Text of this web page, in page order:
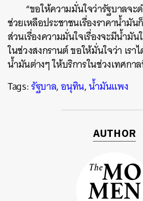
“ขอให้ความมั่นใจว่ารัฐบาลจะ
ช่วยเหลือประชาชนเรื่องราคาน้ำมัน
ส่วนเรื่องความมั่นใจเรื่องจะมีน้ำมั
ในช่วงสงกรานต์ ขอให้มั่นใจว่า เรา
น้ำมันต่างๆ ให้บริการในช่วงเทศกา
Tags:รัฐบาล,อนุทิน,น้ำมันแพง
AUTHOR